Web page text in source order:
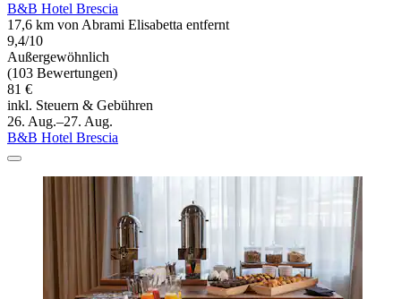
B&B Hotel Brescia
17,6 km von Abrami Elisabetta entfernt
9,4/10
Außergewöhnlich
(103 Bewertungen)
81 €
inkl. Steuern & Gebühren
26. Aug.–27. Aug.
B&B Hotel Brescia